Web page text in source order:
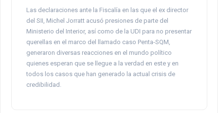
Las declaraciones ante la Fiscalía en las que el ex director
del SII, Michel Jorratt acusó presiones de parte del
Ministerio del Interior, así como de la UDI para no presentar
querellas en el marco del llamado caso Penta-SQM,
generaron diversas reacciones en el mundo político
quienes esperan que se llegue a la verdad en este y en
todos los casos que han generado la actual crisis de
credibilidad.